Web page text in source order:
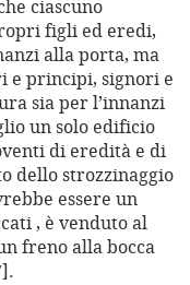
ciascuno
figli ed eredi,
alla porta, ma
e principi, signori e
sia per l’innanzi
un solo edificio
di eredità e di
dello strozzinaggio
essere un
, è venduto al
freno alla bocca